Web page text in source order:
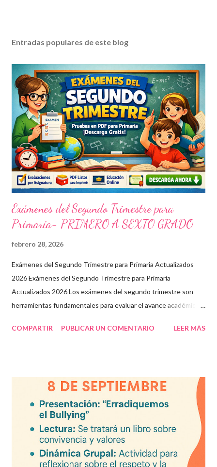
Entradas populares de este blog
Exámenes del Segundo Trimestre para
Primaria- PRIMERO A SEXTO GRADO
febrero 28, 2026
Exámenes del Segundo Trimestre para Primaria Actualizados
2026 Exámenes del Segundo Trimestre para Primaria
Actualizados 2026 Los exámenes del segundo trimestre son
herramientas fundamentales para evaluar el avance académico
descargable en PDF, diseñado para docentes que buscan
frecuentes Beneficios de utilizar estos exámenes trimestrales
Evaluaciones alineadas al programa oficial. Formato optimizado
para impresión o uso en plataformas educativas. Reactivos que
fortalecen la comprensión y el pensamiento crítico. Ideal para
formación docente y evaluación diagnóstica. Material
descargable PDF editable. Estos exámenes también pueden
COMPARTIR PUBLICAR UN COMENTARIO LEER MÁS